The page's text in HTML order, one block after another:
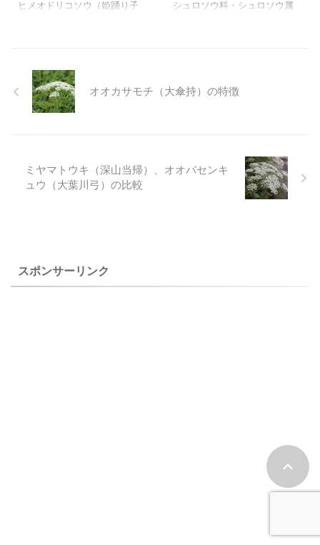
ありそうです。 ...
ヒメオドリコソウ（姫踊り子
れば間違うことはありませ
ん。 ヒメオドリコソウ（姫踊
り子草）、ホトケノザ（仏
に行かなければ、自然に生え
ているものには出会えないと
（踊り子草）は ...
比較
シュロソウ科・シュロソウ属
はユリ科に分類されていまし
苞が花序より突出するものを
区別するようですが、中間型
もあり区別が難しいものもあ
るようです。 上のアオヤギソ
オオカサモチ（大傘持）の特徴
ミヤマトウキ（深山当帰）、オオバセンキ
ュウ（大葉川弓）の比較
スポンサーリンク